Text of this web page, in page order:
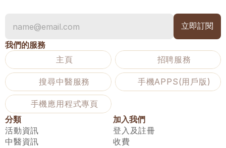
我們的服務
主頁
招聘服務
搜尋中醫服務 手機APPS(用戶版)
手機應用程式專頁
分類
活動資訊
中醫資訊
加入我們
登入及註冊
收費